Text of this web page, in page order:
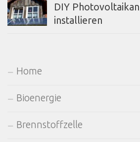
DIY
installieren
Home
Bioenergie
Brennstoffzelle